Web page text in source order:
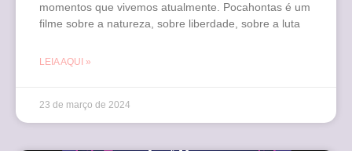
momentos que vivemos atualmente. Pocahontas é um
filme sobre a natureza, sobre liberdade, sobre a luta
LEIA AQUI »
23 de março de 2024